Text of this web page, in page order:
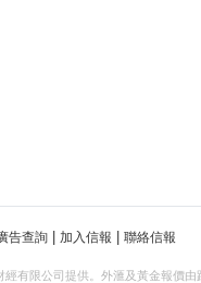
告查詢 加入信報 聯絡信報
有限公司提供。外滙及黃金報價由